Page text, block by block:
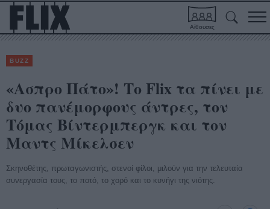
Αίθουσες
BUZZ
«Ασπρο Πάτο»! Το Flix τα πίνει με
δυο πανέμορφους άντρες, τον
Τόμας Βίντερμπεργκ και τον
Μαντς Μίκελσεν
Σκηνοθέτης, πρωταγωνιστής, στενοί φίλοι, μιλούν για την τελευταία
συνεργασία τους, το ποτό, το χορό και το κυνήγι της νιότης.